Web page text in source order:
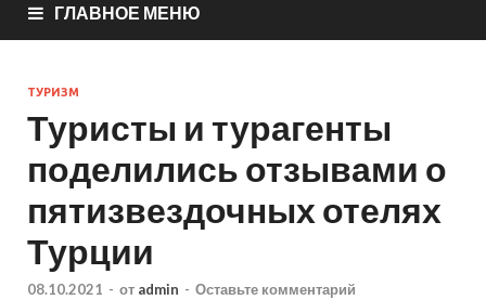
ГЛАВНОЕ МЕНЮ
ТУРИЗМ
Туристы и турагенты
поделились отзывами о
пятизвездочных отелях
Турции
08.10.2021 - от admin - Оставьте комментарий